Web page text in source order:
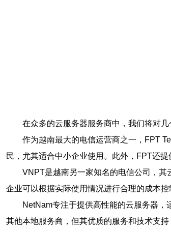
在众多的云服务器服务商中，我们将对
作为越南最大的电信运营商之一，FPT
民，尤其适合中小企业使用。此外，FPT还
VNPT是越南另一家知名的电信公司，其
企业可以根据实际使用情况进行合理的成本
NetNam专注于提供高性能的云服务器
其他本地服务商，但其优质的服务和技术支持